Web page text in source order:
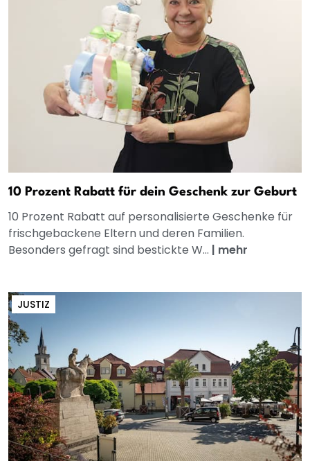
10 Prozent Rabatt für dein Geschenk zur Geburt
10 Prozent Rabatt auf personalisierte Geschenke für
frischgebackene Eltern und deren Familien.
Besonders gefragt sind bestickte W... | mehr
JUSTIZ